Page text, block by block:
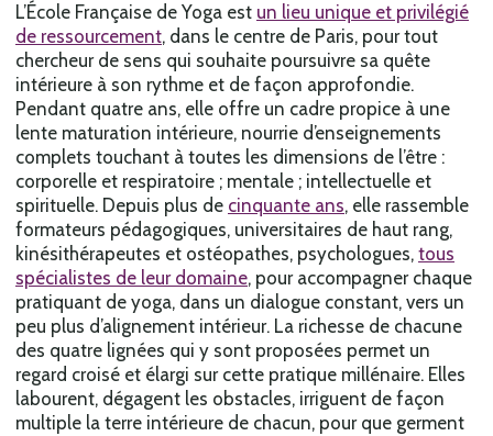
L’École Française de Yoga est un lieu unique et privilégié
de ressourcement, dans le centre de Paris, pour tout
chercheur de sens qui souhaite poursuivre sa quête
intérieure à son rythme et de façon approfondie.
Pendant quatre ans, elle offre un cadre propice à une
lente maturation intérieure, nourrie d’enseignements
complets touchant à toutes les dimensions de l’être :
corporelle et respiratoire ; mentale ; intellectuelle et
spirituelle. Depuis plus de cinquante ans, elle rassemble
formateurs pédagogiques, universitaires de haut rang,
kinésithérapeutes et ostéopathes, psychologues, tous
spécialistes de leur domaine, pour accompagner chaque
pratiquant de yoga, dans un dialogue constant, vers un
peu plus d’alignement intérieur. La richesse de chacune
des quatre lignées qui y sont proposées permet un
regard croisé et élargi sur cette pratique millénaire. Elles
labourent, dégagent les obstacles, irriguent de façon
multiple la terre intérieure de chacun, pour que germent